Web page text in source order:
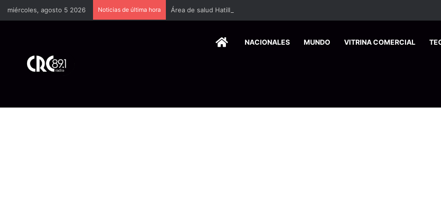
miércoles, agosto 5 2026 Noticias de última hora
HOMENACIONALES MUNDO VITRINA COMERCIAL